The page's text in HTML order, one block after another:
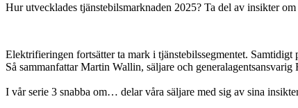
Hur utvecklades tjänstebilsmarknaden 2025? Ta del av insikter
Elektrifieringen fortsätter ta mark i tjänstebilssegmentet.
Så sammanfattar Martin Wallin, säljare och
I vår serie 3 snabba om… delar våra säljare med sig av sina